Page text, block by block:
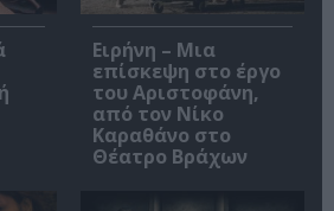
Ειρήνη – Μια
επίσκεψη στο έργο
του Αριστοφάνη,
από τον Νίκο
Καραθάνο στο
Θέατρο Βράχων